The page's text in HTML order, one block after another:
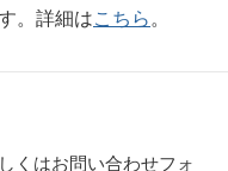
。詳細はこちら 。
くはお問い合わせフォ